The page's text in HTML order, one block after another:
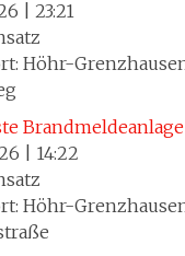
23:21
Höhr-
Brandmeldeanlage
14:22
Höhr-